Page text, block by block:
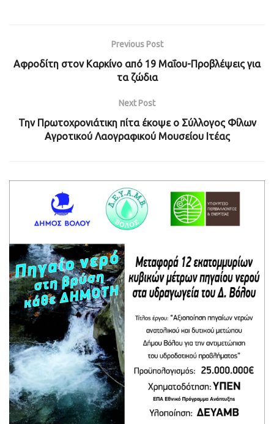
Previous Post
Αφροδίτη στον Καρκίνο από 19 Μαΐου-Προβλέψεις για
τα ζώδια
Next Post
Την Πρωτοχρονιάτικη πίτα έκοψε ο Σύλλογος Φίλων
Αγροτικού Λαογραφικού Μουσείου Ιτέας